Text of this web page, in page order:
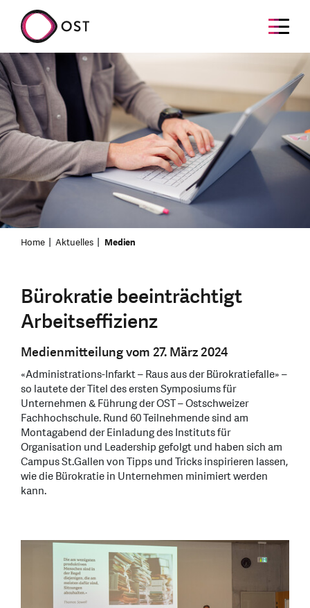
Home Aktuelles Medien
Bürokratie beeinträchtigt
Arbeitseffizienz
Medienmitteilung vom 27. März 2024
«Administrations-Infarkt – Raus aus der Bürokratiefalle» –
so lautete der Titel des ersten Symposiums für
Unternehmen & Führung der OST – Ostschweizer
Fachhochschule. Rund 60 Teilnehmende sind am
Montagabend der Einladung des Instituts für
Organisation und Leadership gefolgt und haben sich am
Campus St.Gallen von Tipps und Tricks inspirieren lassen,
wie die Bürokratie in Unternehmen minimiert werden
kann.